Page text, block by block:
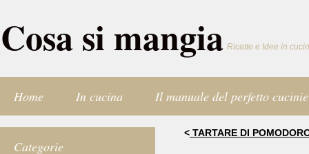
Cosa si mangia Ricette e Idee in
Home In cucina Il manuale del perfetto
Categorie
< TARTARE DI